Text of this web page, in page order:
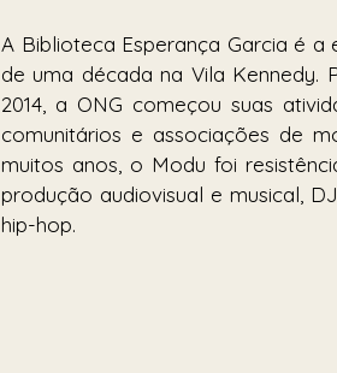
A Biblioteca Esperança Garcia é
de uma década na Vila Kennedy.
2014, a ONG começou suas
comunitários e associações de
muitos anos, o Modu foi
produção audiovisual e musical,
hip-hop.